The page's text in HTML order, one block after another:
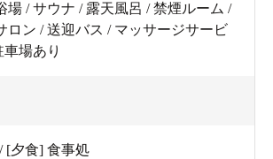
場 / サウナ / 露天風呂 / 禁煙ルーム /
ロン / 送迎バス / マッサージサービ
車場あり
[夕食] 食事処